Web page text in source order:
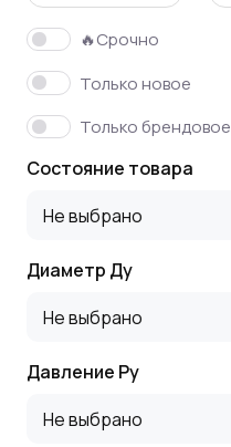
🔥Срочно
Только новое
Только брендовое
Состояние товара
Не выбрано
Диаметр Ду
Не выбрано
Давление Ру
Не выбрано